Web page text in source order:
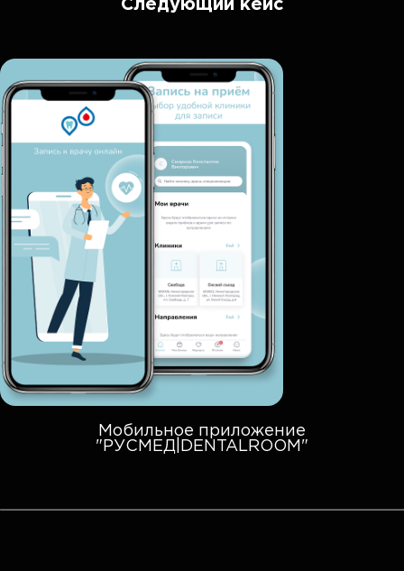
Следующий кейс
Мобильное приложение
"РУСМЕД|DENTALROOM"